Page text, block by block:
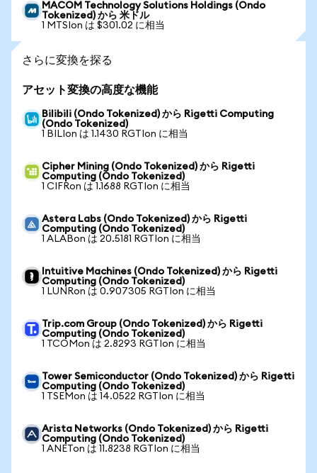
MACOM Technology Solutions Holdings (Ondo
Tokenized) から 米ドル
1 MTSIon は $301.02 に相当
さらに変換を探る
アセット変換の高度な機能
Bilibili (Ondo Tokenized) から Rigetti Computing
(Ondo Tokenized)
1 BILIon は 1.1430 RGTIon に相当
Cipher Mining (Ondo Tokenized) から Rigetti
Computing (Ondo Tokenized)
1 CIFRon は 1.1688 RGTIon に相当
Astera Labs (Ondo Tokenized) から Rigetti
Computing (Ondo Tokenized)
1 ALABon は 20.5181 RGTIon に相当
Intuitive Machines (Ondo Tokenized) から Rigetti
Computing (Ondo Tokenized)
1 LUNRon は 0.907305 RGTIon に相当
Trip.com Group (Ondo Tokenized) から Rigetti
Computing (Ondo Tokenized)
1 TCOMon は 2.8293 RGTIon に相当
Tower Semiconductor (Ondo Tokenized) から Rigetti
Computing (Ondo Tokenized)
1 TSEMon は 14.0522 RGTIon に相当
Arista Networks (Ondo Tokenized) から Rigetti
Computing (Ondo Tokenized)
1 ANETon は 11.8238 RGTIon に相当